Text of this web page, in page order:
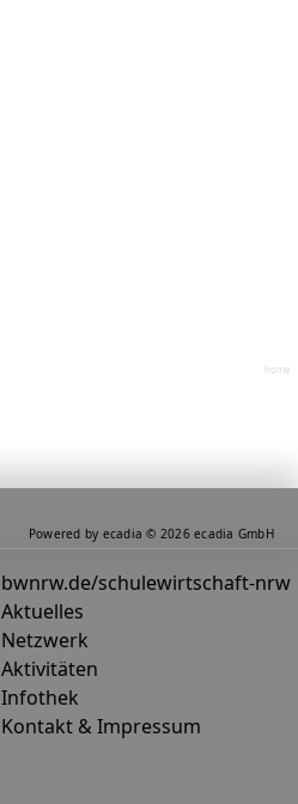
home
bwnrw.de/schulewirtschaft-nrw
Aktuelles
Netzwerk
Aktivitäten
Infothek
Kontakt & Impressum
Powered by ecadia © 2026 ecadia GmbH